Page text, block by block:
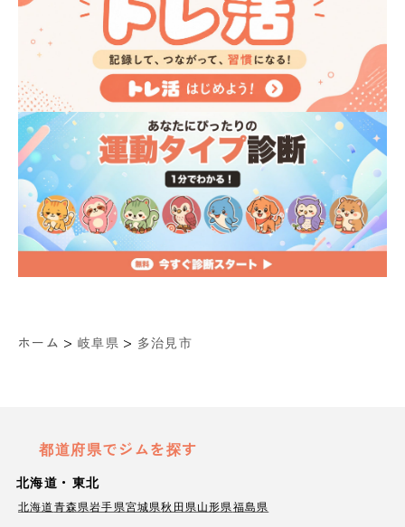
ホーム > 岐阜県 > 多治見市
都道府県でジムを探す
北海道・東北
北海道青森県岩手県宮城県秋田県山形県福島県